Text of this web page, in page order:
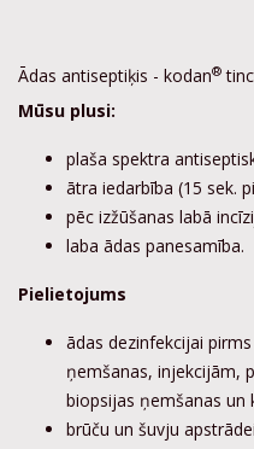
Ādas antiseptiķis - kodan®
Mūsu plusi:
plaša spektra
ātra iedarbība (15 sek.
pēc izžūšanas labā
laba ādas panesamība.
Pielietojums
ādas dezinfekcijai
ņemšanas, injekcijām,
biopsijas ņemšanas un
brūču un šuvju